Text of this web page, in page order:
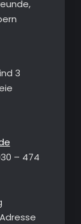
3
– 474